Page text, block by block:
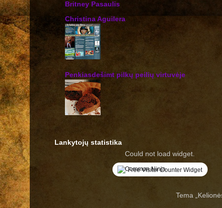
Britney Pasaulis
Christina Aguilera
Penkiasdešimt pilkų peilių virtuvėje
Lankytojų statistika
Could not load widget.
Free Visitor Counter Widget
Tema